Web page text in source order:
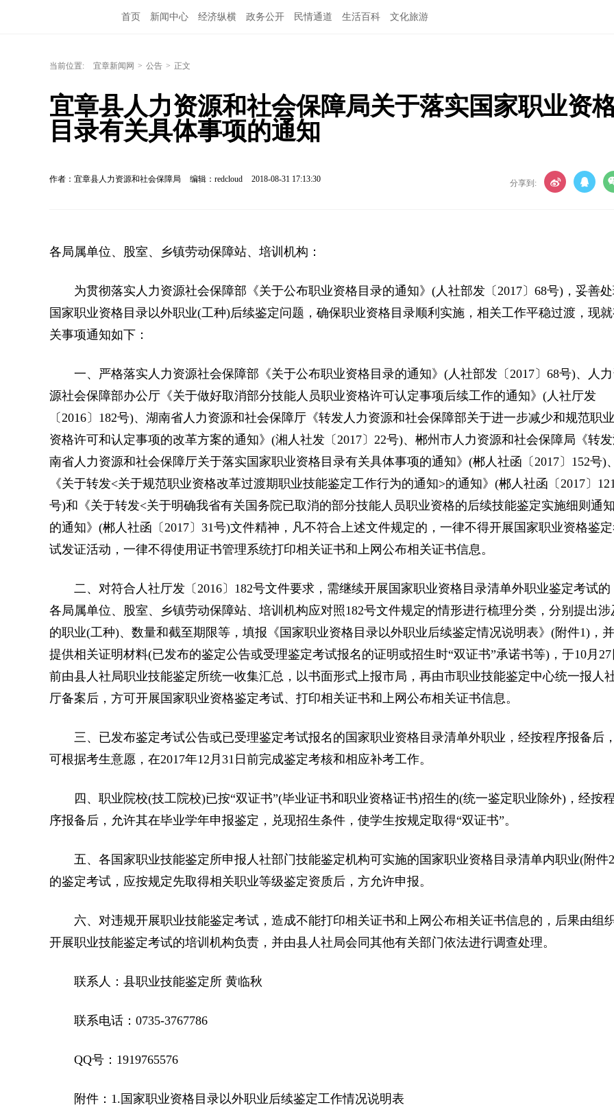
首页 新闻中心 经济纵横 政务公开 民情通道 生活百科 文化旅游
当前位置: 宜章新闻网 > 公告 > 正文
宜章县人力资源和社会保障局关于落实国家职业资
目录有关具体事项的通知
作者：宜章县人力资源和社会保障局 编辑：redcloud 2018-08-31 17:13:30 分享到:
各局属单位、股室、乡镇劳动保障站、培训机构：
为贯彻落实人力资源社会保障部《关于公布职业资格目录的通知》(人社部发〔2017〕68号)，妥善
国家职业资格目录以外职业(工种)后续鉴定问题，确保职业资格目录顺利实施，相关工作平稳过渡，现
关事项通知如下：
一、严格落实人力资源社会保障部《关于公布职业资格目录的通知》(人社部发〔2017〕68号)、人
源社会保障部办公厅《关于做好取消部分技能人员职业资格许可认定事项后续工作的通知》(人社厅发
〔2016〕182号)、湖南省人力资源和社会保障厅《转发人力资源和社会保障部关于进一步减少和规范职业
资格许可和认定事项的改革方案的通知》(湘人社发〔2017〕22号)、郴州市人力资源和社会保障局《转
南省人力资源和社会保障厅关于落实国家职业资格目录有关具体事项的通知》(郴人社函〔2017〕152号)
《关于转发<关于规范职业资格改革过渡期职业技能鉴定工作行为的通知>的通知》(郴人社函〔2017〕
号)和《关于转发<关于明确我省有关国务院已取消的部分技能人员职业资格的后续技能鉴定实施细则通
的通知》(郴人社函〔2017〕31号)文件精神，凡不符合上述文件规定的，一律不得开展国家职业资格鉴
试发证活动，一律不得使用证书管理系统打印相关证书和上网公布相关证书信息。
二、对符合人社厅发〔2016〕182号文件要求，需继续开展国家职业资格目录清单外职业鉴定考试的
各局属单位、股室、乡镇劳动保障站、培训机构应对照182号文件规定的情形进行梳理分类，分别提出涉
的职业(工种)、数量和截至期限等，填报《国家职业资格目录以外职业后续鉴定情况说明表》(附件1)，并
提供相关证明材料(已发布的鉴定公告或受理鉴定考试报名的证明或招生时“双证书”承诺书等)，于10月27
前由县人社局职业技能鉴定所统一收集汇总，以书面形式上报市局，再由市职业技能鉴定中心统一报人
厅备案后，方可开展国家职业资格鉴定考试、打印相关证书和上网公布相关证书信息。
三、已发布鉴定考试公告或已受理鉴定考试报名的国家职业资格目录清单外职业，经按程序报备后
可根据考生意愿，在2017年12月31日前完成鉴定考核和相应补考工作。
四、职业院校(技工院校)已按“双证书”(毕业证书和职业资格证书)招生的(统一鉴定职业除外)，经按
序报备后，允许其在毕业学年申报鉴定，兑现招生条件，使学生按规定取得“双证书”。
五、各国家职业技能鉴定所申报人社部门技能鉴定机构可实施的国家职业资格目录清单内职业(附件
的鉴定考试，应按规定先取得相关职业等级鉴定资质后，方允许申报。
六、对违规开展职业技能鉴定考试，造成不能打印相关证书和上网公布相关证书信息的，后果由组
开展职业技能鉴定考试的培训机构负责，并由县人社局会同其他有关部门依法进行调查处理。
联系人：县职业技能鉴定所 黄临秋
联系电话：0735-3767786
QQ号：1919765576
附件：1.国家职业资格目录以外职业后续鉴定工作情况说明表